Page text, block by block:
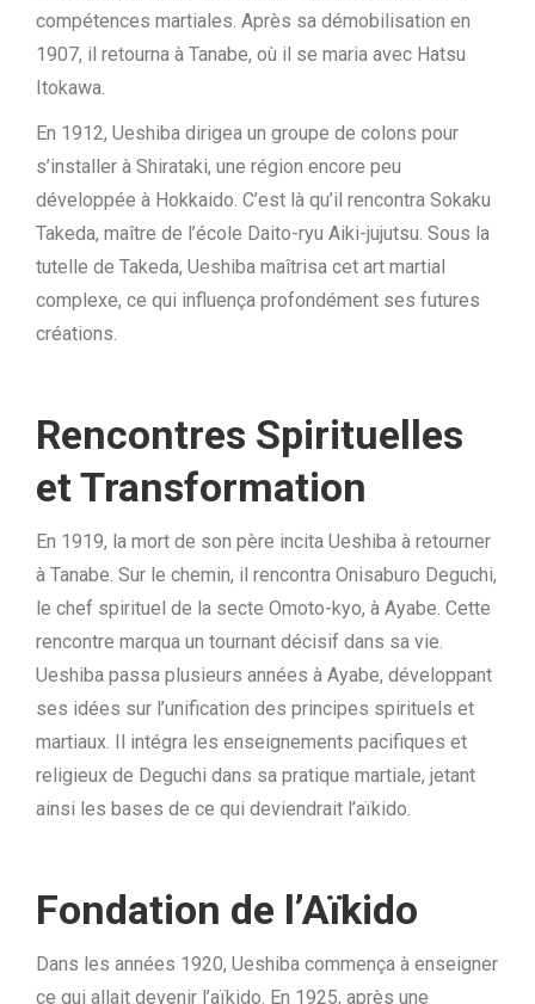
compétences martiales. Après sa démobilisation en
1907, il retourna à Tanabe, où il se maria avec Hatsu
Itokawa.
En 1912, Ueshiba dirigea un groupe de colons pour
s’installer à Shirataki, une région encore peu
développée à Hokkaido. C’est là qu’il rencontra Sokaku
Takeda, maître de l’école Daito-ryu Aiki-jujutsu. Sous la
tutelle de Takeda, Ueshiba maîtrisa cet art martial
complexe, ce qui influença profondément ses futures
créations.
Rencontres Spirituelles
et Transformation
En 1919, la mort de son père incita Ueshiba à retourner
à Tanabe. Sur le chemin, il rencontra Onisaburo Deguchi,
le chef spirituel de la secte Omoto-kyo, à Ayabe. Cette
rencontre marqua un tournant décisif dans sa vie.
Ueshiba passa plusieurs années à Ayabe, développant
ses idées sur l’unification des principes spirituels et
martiaux. Il intégra les enseignements pacifiques et
religieux de Deguchi dans sa pratique martiale, jetant
ainsi les bases de ce qui deviendrait l’aïkido.
Fondation de l’Aïkido
Dans les années 1920, Ueshiba commença à enseigner
ce qui allait devenir l’aïkido. En 1925, après une